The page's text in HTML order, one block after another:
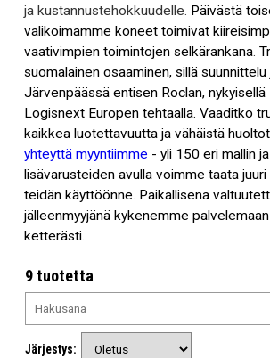
ja kustannustehokkuudelle. Päivästä
valikoimamme koneet toimivat
vaativimpien toimintojen selkärankana.
suomalainen osaaminen, sillä
Järvenpäässä entisen Roclan,
Logisnext Europen tehtaalla. Vaaditko
kaikkea luotettavuutta ja vähäistä
yhteyttä myyntiimme - yli 150 eri mallin
lisävarusteiden avulla voimme taata
teidän käyttöönne. Paikallisena
jälleenmyyjänä kykenemme
ketterästi.
9 tuotetta
Järjestys: